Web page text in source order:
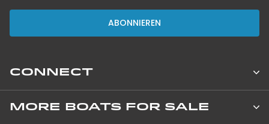
ABONNIEREN
CONNECT
Leopard Catamarans Brokerage
MORE BOATS FOR SALE